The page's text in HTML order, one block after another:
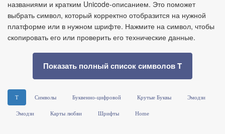
названиями и кратким Unicode‑описанием. Это поможет
выбрать символ, который корректно отобразится на нужной
платформе или в нужном шрифте. Нажмите на символ, чтобы
скопировать его или проверить его технические данные.
Показать полный список символов T
T Символы Буквенно-цифровой Крутые Буквы Эмодзи
Эмодзи Карты любви Шрифты Home